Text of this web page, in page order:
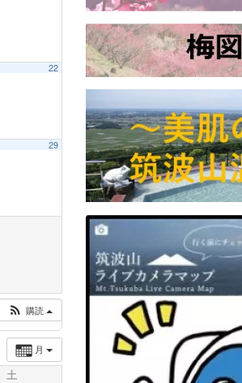
22
29
購読
月
土